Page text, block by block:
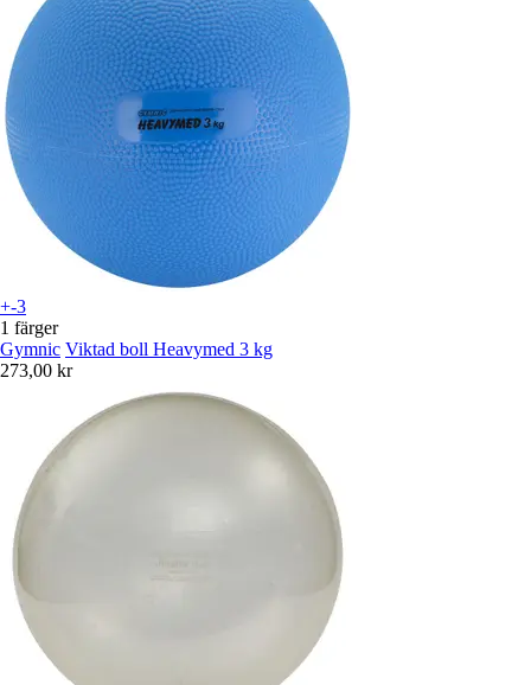
+-3
1 färger
Gymnic Viktad boll Heavymed 3 kg
273,00 kr